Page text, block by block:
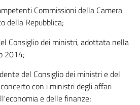
Commissioni della Camera
della Repubblica;
Consiglio dei ministri, adottata nella
2014;
del Consiglio dei ministri e del
con i ministri degli affari
e delle finanze;